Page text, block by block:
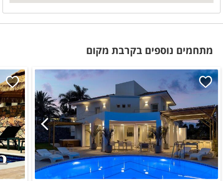
לציבור הדתי
פלטה
מתחמים נוספים בקרבת מקום